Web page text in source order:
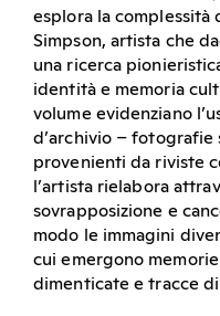
esplora la
Simpson, artista che
una ricerca
identità e memoria
volume evidenziano
d’archivio –
provenienti da riviste
l’artista rielabora
sovrapposizione e
modo le immagini
cui emergono
dimenticate e tracce